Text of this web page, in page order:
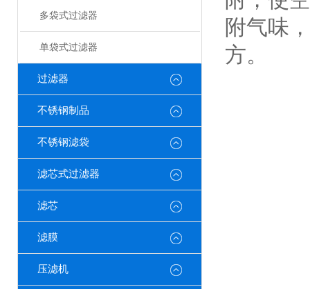
多袋式过滤器
单袋式过滤器
过滤器
不锈钢制品
不锈钢滤袋
滤芯式过滤器
滤芯
滤膜
压滤机
附气味
方。